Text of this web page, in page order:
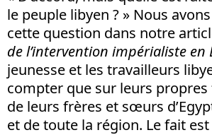
le peuple libyen ? » Nous
cette question dans notre
de l’intervention impérialiste en
jeunesse et les travailleurs
compter que sur leurs propres
de leurs frères et sœurs
et de toute la région. Le fait